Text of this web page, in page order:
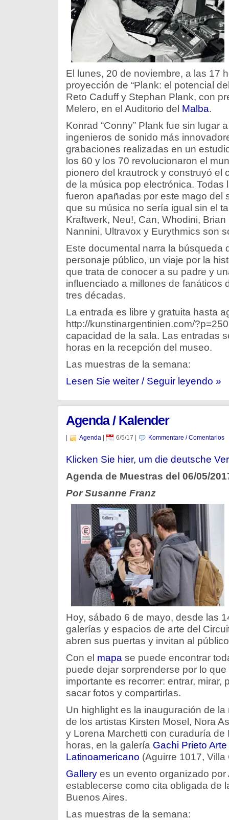
El lunes, 20 de noviembre, a las 17
proyección de “Plank: el potencial
Reto Caduff y Stephan Plank, con
Melero, en el Auditorio del Malba.
Konrad “Conny” Plank fue sin lugar
ingenieros de sonido más
grabaciones realizadas en un
los 60 y los 70 revolucionaron el
pionero del krautrock y construyó el
de la música pop electrónica. Todas
fueron apañadas por este mago del
que su música no sería igual sin el
Kraftwerk, Neu!, Can, Whodini,
Nannini, Ultravox y Eurythmics son
Este documental narra la búsqueda
personaje público, un viaje por la
que trata de conocer a su padre y
influenciado a millones de fanáticos
tres décadas.
La entrada es libre y gratuita hasta
http://kunstinargentinien.com/
capacidad de la sala. Las entradas
horas en la recepción del museo.
Las muestras de la semana:
Lesen Sie weiter / Seguir leyendo »
Agenda / Kalender
Agenda| 6/5/17 Kommentare / Comentarios
Klicken Sie hier, um die deutsche
Agenda de Muestras del 06/05/
Por Susanne Franz
Hoy, sábado 6 de mayo, desde las
galerías y espacios de arte del
abren sus puertas y invitan al
Con el mapa se puede encontrar
puede dejar sorprenderse por lo
importante es recorrer: entrar, mirar,
sacar fotos y compartirlas.
Un highlight es la inauguración de la
de los artistas Kirsten Mosel, Nora
y Lorena Marchetti con curaduría
horas, en la galería Gachi Prieto
Latinoamericano (Aguirre 1017, Villa
Galleryes un evento organizado por
establecerse como cita obligada de
Buenos Aires.
Las muestras de la semana: